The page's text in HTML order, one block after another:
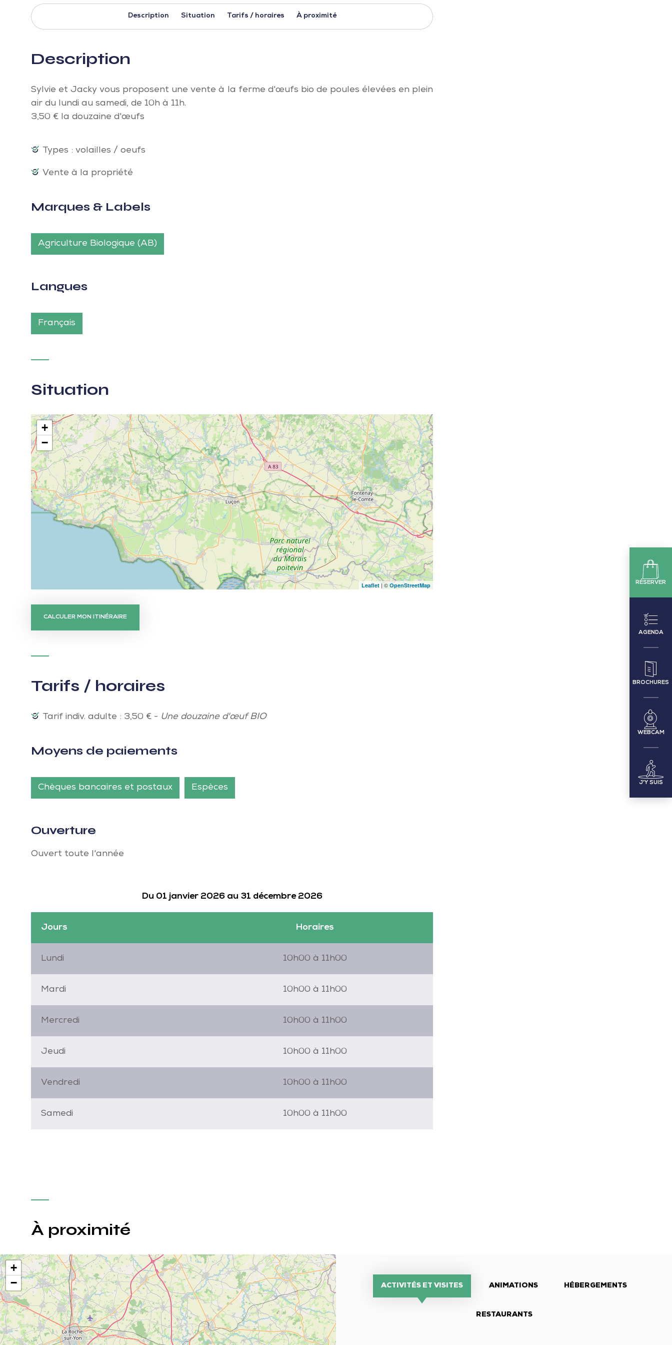
RÉSERVER
AGENDA
BROCHURES
WEBCAM
J'Y SUIS
Description Situation Tarifs / horaires À proximité
Description
Sylvie et Jacky vous proposent une vente à la ferme d'œufs bio de poules élevées en plein
air du lundi au samedi, de 10h à 11h.
3,50 € la douzaine d'œufs
Types : volailles / oeufs
Vente à la propriété
Marques & Labels
Agriculture Biologique (AB)
Langues
Français
Situation
+
−
Leaflet | © OpenStreetMap
CALCULER MON ITINÉRAIRE
Tarifs / horaires
Tarif indiv. adulte : 3,50 € - Une douzaine d'œuf BIO
Moyens de paiements
Chèques bancaires et postaux Espèces
Ouverture
Ouvert toute l'année
Du 01 janvier 2026 au 31 décembre 2026
Jours Horaires
Lundi 10h00 à 11h00
Mardi 10h00 à 11h00
Mercredi 10h00 à 11h00
Jeudi 10h00 à 11h00
Vendredi 10h00 à 11h00
Samedi 10h00 à 11h00
À proximité
+
−
ACTIVITÉS ET VISITES ANIMATIONS HÉBERGEMENTS
RESTAURANTS